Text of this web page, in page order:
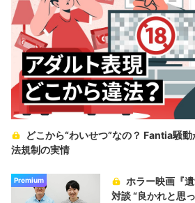
どこから“わいせつ”なの？ Fantia騒
法規制の実情
Premium
ホラー映画『
対談 “良かれと思